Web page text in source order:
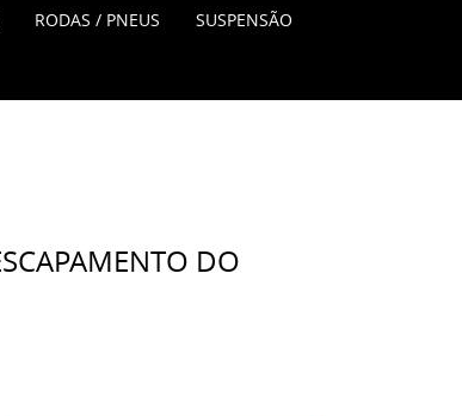
RODAS / PNEUS SUSPENSÃO
DO